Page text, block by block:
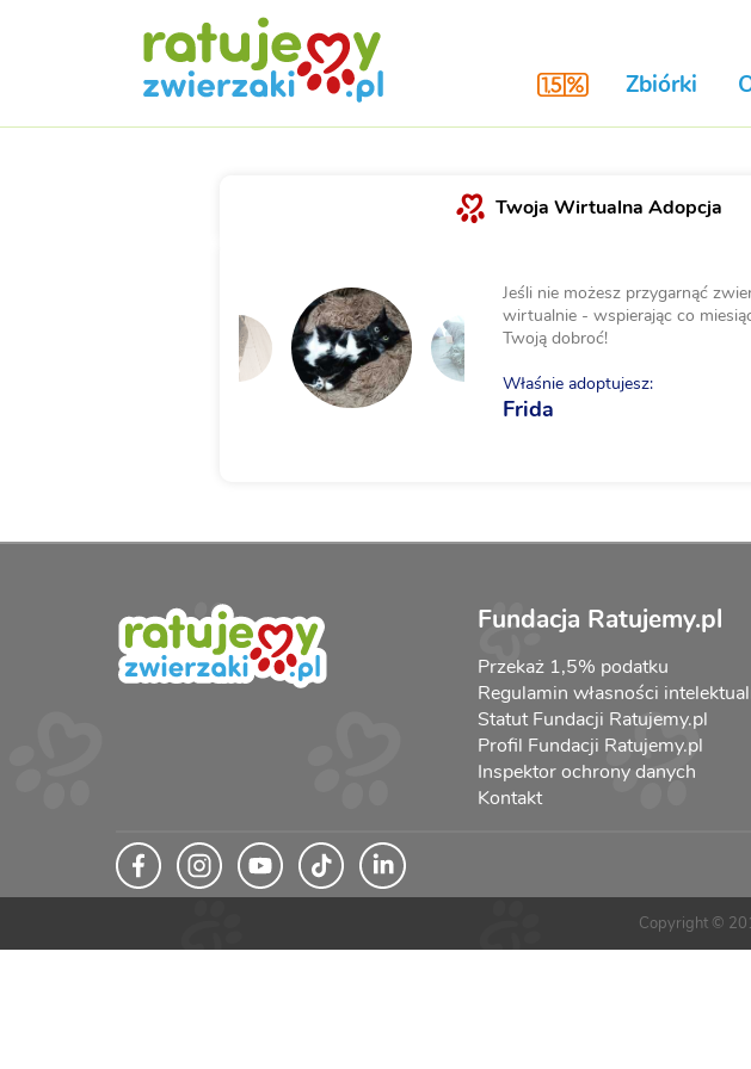
Zbiórki
Twoja Wirtualna Adopcja
Jeśli nie możesz przygarnąć
wirtualnie - wspierając co
Twoją dobroć!
Właśnie adoptujesz:
Frida
Fundacja Ratujemy.pl
Przekaż 1,5% podatku
Regulamin własności
Statut Fundacji Ratujemy.pl
Profil Fundacji Ratujemy.pl
Inspektor ochrony danych
Kontakt
Copyright ©